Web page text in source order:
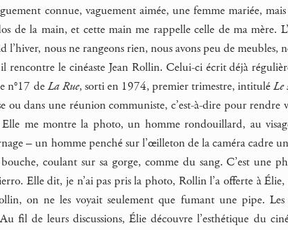
connue, vaguement aimée, une femme mariée,
de la main, et cette main me rappelle celle de ma mère.
nous ne rangeons rien, nous avons peu de meubles,
rencontre le cinéaste Jean Rollin. Celui-ci écrit déjà
n°17 deLa Rue, sorti en 1974, premier trimestre, intituléLe
ou dans une réunion communiste, c’est-à-dire pour rendre
Elle me montre la photo, un homme rondouillard, au
– un homme penché sur l’œilleton de la caméra cadre
coulant sur sa gorge, comme du sang. C’est une
Elle dit, je n’ai pas pris la photo, Rollin l’a offerte à
on ne les voyait seulement que fumant une pipe.
fil de leurs discussions, Élie découvre l’esthétique du